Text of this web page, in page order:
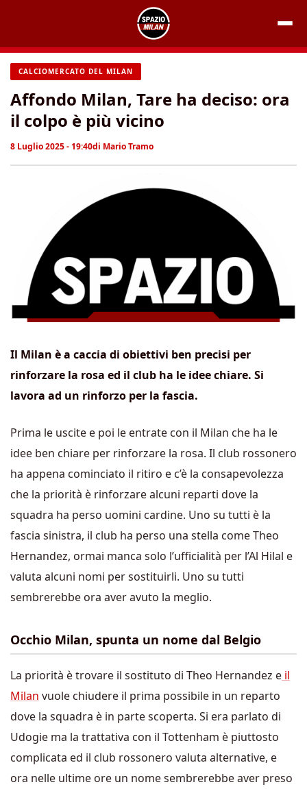
contenuto
CALCIOMERCATO DEL MILAN
Affondo Milan, Tare ha deciso: ora
il colpo è più vicino
8 Luglio 2025 - 19:40di Mario Tramo
Il Milan è a caccia di obiettivi ben precisi per
rinforzare la rosa ed il club ha le idee chiare. Si
lavora ad un rinforzo per la fascia.
Prima le uscite e poi le entrate con il Milan che ha le
idee ben chiare per rinforzare la rosa. Il club rossonero
ha appena cominciato il ritiro e c’è la consapevolezza
che la priorità è rinforzare alcuni reparti dove la
squadra ha perso uomini cardine. Uno su tutti è la
fascia sinistra, il club ha perso una stella come Theo
Hernandez, ormai manca solo l’ufficialità per l’Al Hilal e
valuta alcuni nomi per sostituirli. Uno su tutti
sembrerebbe ora aver avuto la meglio.
Occhio Milan, spunta un nome dal Belgio
La priorità è trovare il sostituto di Theo Hernandez e il
Milan vuole chiudere il prima possibile in un reparto
dove la squadra è in parte scoperta. Si era parlato di
Udogie ma la trattativa con il Tottenham è piuttosto
complicata ed il club rossonero valuta alternative, e
ora nelle ultime ore un nome sembrerebbe aver preso